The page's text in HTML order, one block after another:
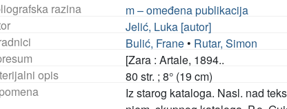
razina
m – omeđena publikacija
Jelić, Luka [autor]
Bulić, Frane • Rutar, Simon
[Zara : Artale, 1894..
opis
80 str. ; 8° (19 cm)
Iz starog kataloga. Nasl. nad